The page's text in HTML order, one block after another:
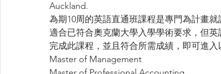
Auckland.
為期10周的英語直通班課程是專門為計畫
適合已符合奧克蘭大學入學學術要求，但
完成此課程，並且符合所需成績，即可進入
Master of Management